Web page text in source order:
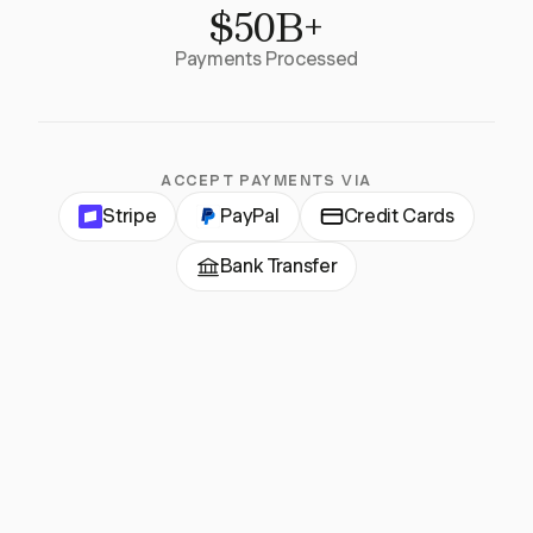
$50B+
Payments Processed
ACCEPT PAYMENTS VIA
Stripe PayPal Credit Cards
Bank Transfer